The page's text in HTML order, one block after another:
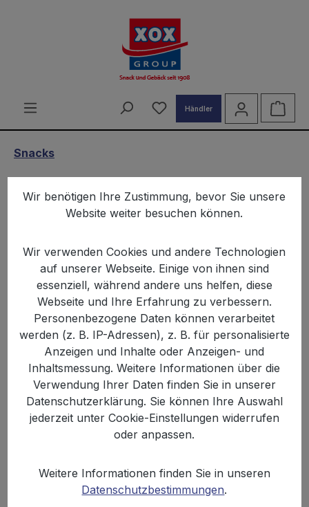
Du hast 0 Produkte auf
Händler
Snacks
Kartoffelsnack 100g
Bildergalerie überspringen
699,00 €
Wir benötigen Ihre Zustimmung, bevor Sie unsere
Website weiter besuchen können.
Wir verwenden Cookies und andere Technologien
auf unserer Webseite. Einige von ihnen sind
essenziell, während andere uns helfen, diese
Webseite und Ihre Erfahrung zu verbessern.
Personenbezogene Daten können verarbeitet
werden (z. B. IP-Adressen), z. B. für personalisierte
Anzeigen und Inhalte oder Anzeigen- und
Inhaltsmessung. Weitere Informationen über die
Verwendung Ihrer Daten finden Sie in unserer
Datenschutzerklärung. Sie können Ihre Auswahl
jederzeit unter Cookie-Einstellungen widerrufen
oder anpassen.
Weitere Informationen finden Sie in unseren
Datenschutzbestimmungen.